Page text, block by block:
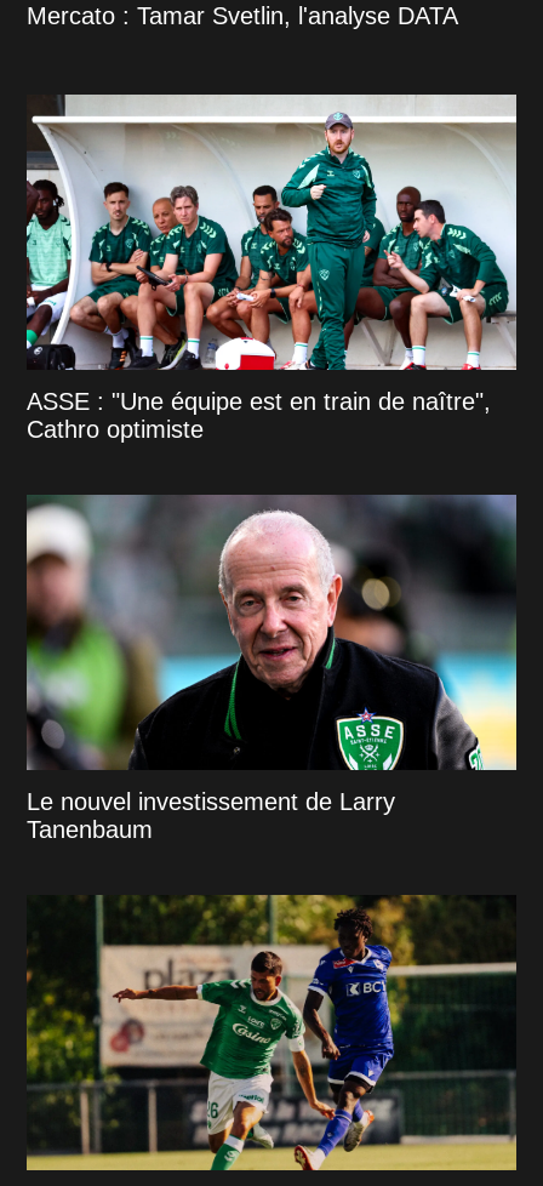
Mercato : Tamar Svetlin, l'analyse DATA
ASSE : "Une équipe est en train de naître",
Cathro optimiste
Le nouvel investissement de Larry
Tanenbaum